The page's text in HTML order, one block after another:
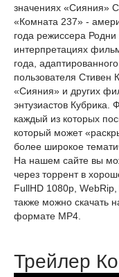
значениях «Сияния»
«Комната 237» -
года режиссера
интерпретациях
года,
пользователя
«Сияния» и других
энтузиастов Кубрика.
каждый из которых
который может
более широкое
На нашем сайте вы
через торрент в
FullHD 1080p,
также можно скачать
формате MP4.
Трейлер